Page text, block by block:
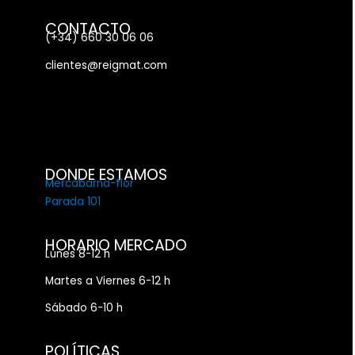
CONTACTO
(+34) 660 30 06 06
clientes@reigmat.com
DONDE ESTAMOS
Mercabarna-flor
Parada 101
HORARIO MERCADO
Lunes 8-12 h
Martes a Viernes 6-12 h
Sábado 6-10 h